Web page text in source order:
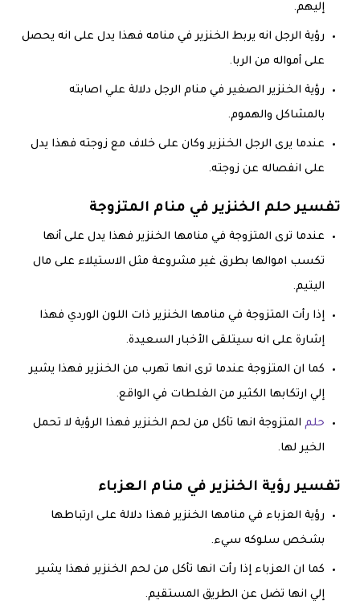
إليهم.
رؤية الرجل انه يربط الخنزير في منامه فهذا يدل على انه يحصل
على أمواله من الربا.
رؤية الخنزير الصغير في منام الرجل دلالة علي اصابته
بالمشاكل والهموم.
عندما يرى الرجل الخنزير وكان على خلاف مع زوجته فهذا يدل
على انفصاله عن زوجته.
تفسير حلم الخنزير في منام المتزوجة
‏عندما ترى المتزوجة في منامها الخنزير فهذا يدل على أنها
تكسب اموالها بطرق غير مشروعة مثل الاستيلاء على مال
اليتيم.
إذا رأت المتزوجة في منامها الخنزير ذات اللون الوردي فهذا
إشارة على انه سيتلقى الأخبار السعيدة.
كما ان المتزوجة عندما ترى انها تهرب من الخنزير فهذا يشير
إلي ارتكابها الكثير من الغلطات في الواقع.
حلم المتزوجة انها تأكل من لحم الخنزير فهذا الرؤية لا تحمل
الخير لها.
تفسير رؤية الخنزير في منام العزباء
رؤية العزباء في منامها الخنزير فهذا دلالة على ارتباطها
بشخص سلوكه سيء.
كما ان العزباء إذا رأت انها تأكل من لحم الخنزير فهذا يشير
إلي انها تضل عن الطريق المستقيم.